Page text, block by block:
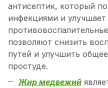
антисептик, который
инфекциями и
позволяют снизить
путей и улучшить
простуде.
Жир медвежий